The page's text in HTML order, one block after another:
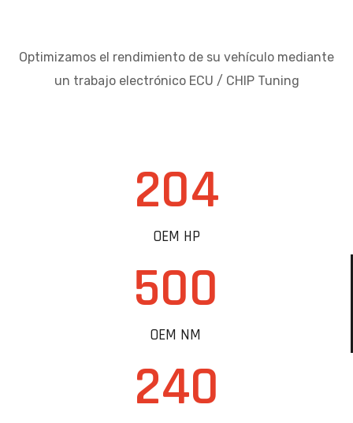
Optimizamos el rendimiento de su vehículo mediante
un trabajo electrónico ECU / CHIP Tuning
204
OEM HP
500
OEM NM
240